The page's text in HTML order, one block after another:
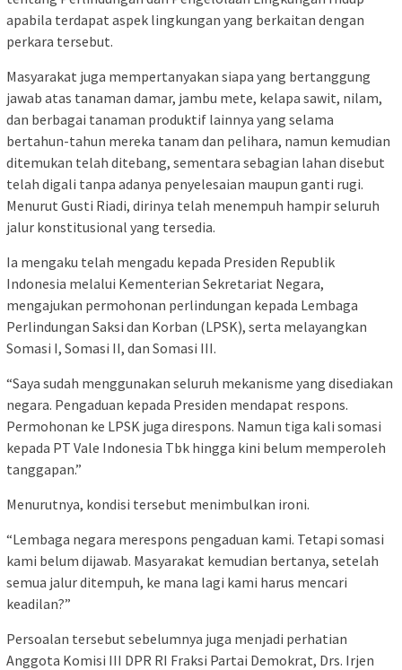
apabila terdapat aspek lingkungan yang berkaitan dengan
perkara tersebut.
Masyarakat juga mempertanyakan siapa yang bertanggung
jawab atas tanaman damar, jambu mete, kelapa sawit, nilam,
dan berbagai tanaman produktif lainnya yang selama
bertahun-tahun mereka tanam dan pelihara, namun kemudian
ditemukan telah ditebang, sementara sebagian lahan disebut
telah digali tanpa adanya penyelesaian maupun ganti rugi.
Menurut Gusti Riadi, dirinya telah menempuh hampir seluruh
jalur konstitusional yang tersedia.
Ia mengaku telah mengadu kepada Presiden Republik
Indonesia melalui Kementerian Sekretariat Negara,
mengajukan permohonan perlindungan kepada Lembaga
Perlindungan Saksi dan Korban (LPSK), serta melayangkan
Somasi I, Somasi II, dan Somasi III.
“Saya sudah menggunakan seluruh mekanisme yang disediakan
negara. Pengaduan kepada Presiden mendapat respons.
Permohonan ke LPSK juga direspons. Namun tiga kali somasi
kepada PT Vale Indonesia Tbk hingga kini belum memperoleh
tanggapan.”
Menurutnya, kondisi tersebut menimbulkan ironi.
“Lembaga negara merespons pengaduan kami. Tetapi somasi
kami belum dijawab. Masyarakat kemudian bertanya, setelah
semua jalur ditempuh, ke mana lagi kami harus mencari
keadilan?”
Persoalan tersebut sebelumnya juga menjadi perhatian
Anggota Komisi III DPR RI Fraksi Partai Demokrat, Drs. Irjen